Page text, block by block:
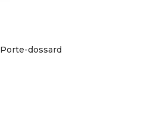
Porte-dossard